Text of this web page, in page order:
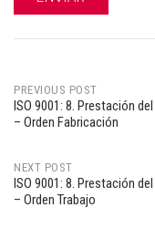
Post
navigation
PREVIOUS POST
ISO 9001: 8. Prestación
– Orden Fabricación
NEXT POST
ISO 9001: 8. Prestación
– Orden Trabajo